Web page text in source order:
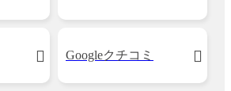
Googleクチコミ